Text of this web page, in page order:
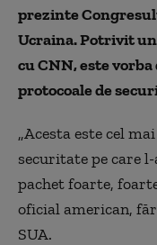
prezinte
Ucraina. Potrivit
cu CNN, este
protocoale de
„Acesta este cel
securitate pe care
pachet foarte,
oficial american,
SUA.